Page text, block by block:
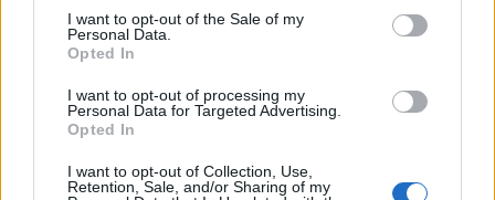
I want to opt-out of the Sale of my
Personal Data.
Opted In
I want to opt-out of processing my
Personal Data for Targeted Advertising.
Opted In
I want to opt-out of Collection, Use,
Retention, Sale, and/or Sharing of my
Fonte: Sport Mediaset